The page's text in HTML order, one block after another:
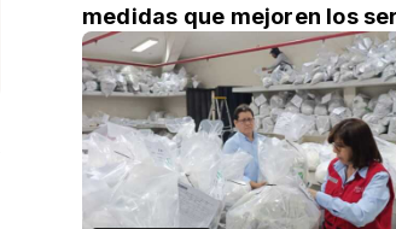
medidas que mejoren los
educativos del ...